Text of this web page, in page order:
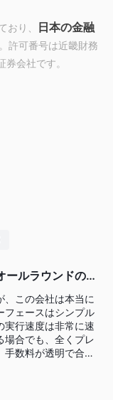
おり、
日本の金融
。許可番号は近畿財務
会社です。
非課税です。
対して0.601%
額については、手
料は2025年5月13
先物に対して
数料は¥440です。
株以上保有するク
ールラウンドの優
、この会社は本当に
フェースはシンプル
実行速度は非常に速
場合でも、全くプレ
手数料が透明で合理
カスタマーサービ
、質問には必ず答
効率も非常に高い